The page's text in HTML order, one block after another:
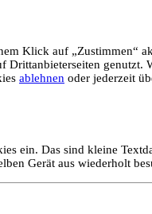
Klick auf „Zustimmen“
ablehnen oder jederzeit
ein. Das sind kleine
Gerät aus wiederholt